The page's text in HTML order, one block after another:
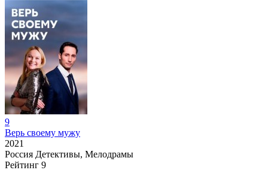
9
Верь своему мужу
2021
Россия Детективы, Мелодрамы
Рейтинг 9